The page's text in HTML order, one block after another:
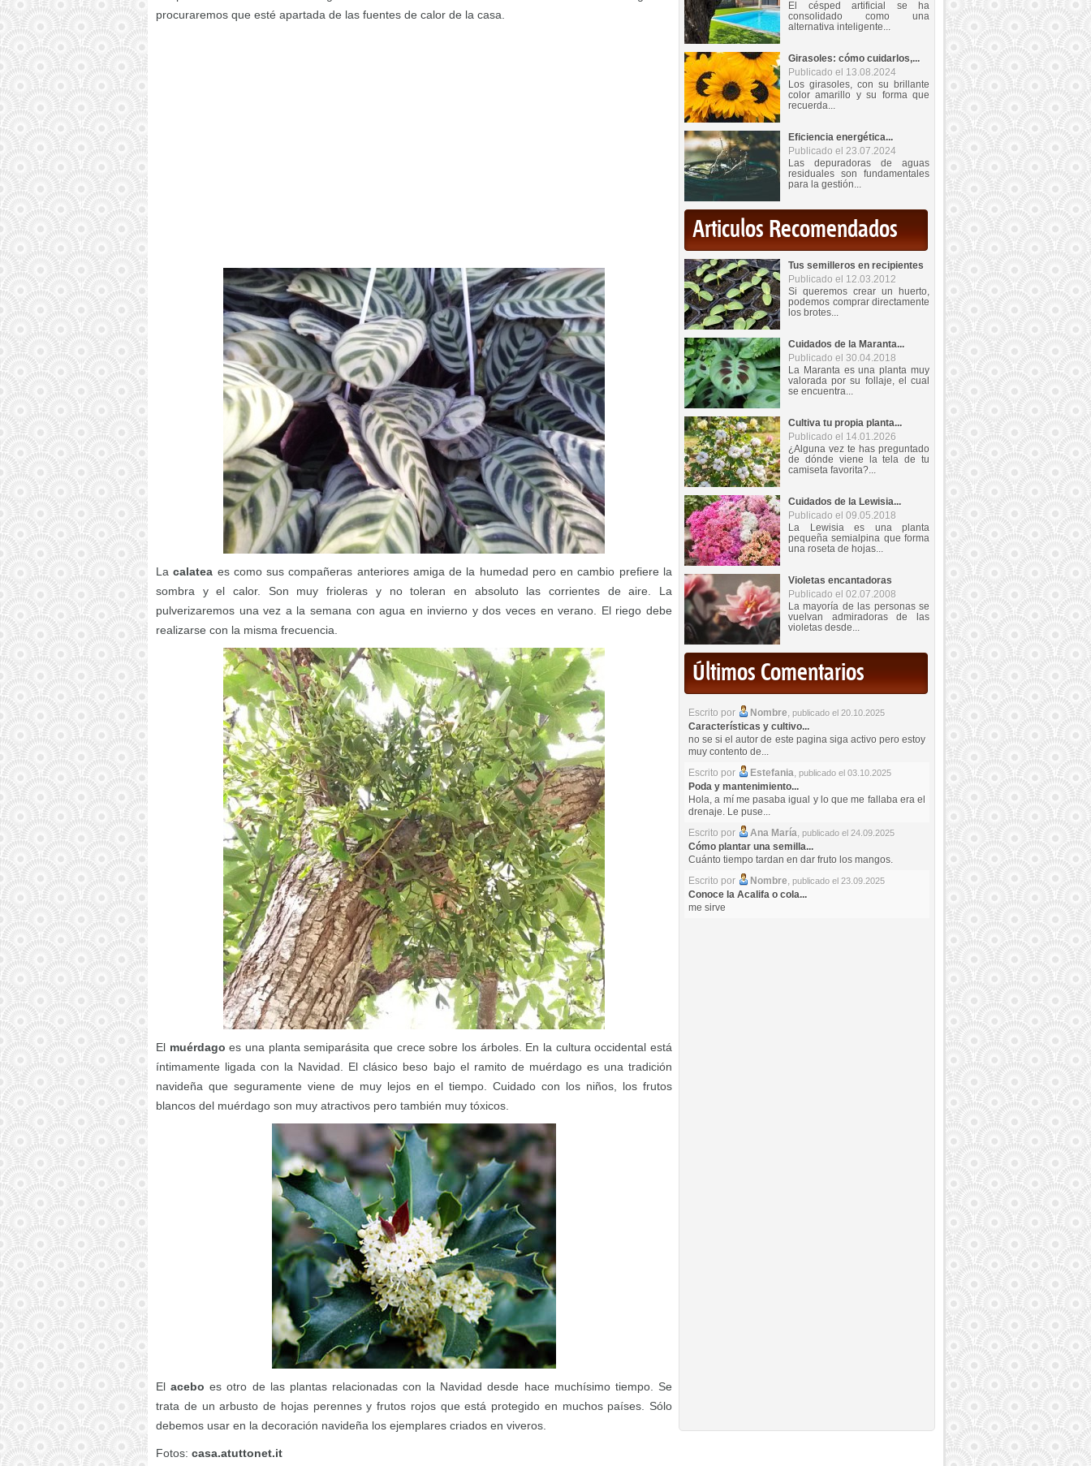
procuraremos que esté apartada de las fuentes de calor de la casa.
Lacalatea es como sus compañeras anteriores amiga de la humedad pero en cambio prefiere la
sombra y el calor. Son muy frioleras y no toleran en absoluto las corrientes de aire. La
pulverizaremos una vez a la semana con agua en invierno y dos veces en verano. El riego debe
realizarse con la misma frecuencia.
El muérdago es una planta semiparásita que crece sobre los árboles. En la cultura occidental está
íntimamente ligada con la Navidad. El clásico beso bajo el ramito de muérdago es una tradición
navideña que seguramente viene de muy lejos en el tiempo. Cuidado con los niños, los frutos
blancos del muérdago son muy atractivos pero también muy tóxicos.
Elacebo es otro de las plantas relacionadas con la Navidad desde hace muchísimo tiempo. Se
trata de un arbusto de hojas perennes y frutos rojos que está protegido en muchos países. Sólo
debemos usar en la decoración navideña los ejemplares criados en viveros.
Fotos: casa.atuttonet.it
El césped artificial se ha
consolidado como una
alternativa inteligente...
Girasoles: cómo cuidarlos,...
Publicado el 13.08.2024
Los girasoles, con su brillante
color amarillo y su forma que
recuerda...
Eficiencia energética...
Publicado el 23.07.2024
Las depuradoras de aguas
residuales son fundamentales
para la gestión...
Articulos Recomendados
Tus semilleros en recipientes
Publicado el 12.03.2012
Si queremos crear un huerto,
podemos comprar directamente
los brotes...
Cuidados de la Maranta...
Publicado el 30.04.2018
La Maranta es una planta muy
valorada por su follaje, el cual
se encuentra...
Cultiva tu propia planta...
Publicado el 14.01.2026
¿Alguna vez te has preguntado
de dónde viene la tela de tu
camiseta favorita?...
Cuidados de la Lewisia...
Publicado el 09.05.2018
La Lewisia es una planta
pequeña semialpina que forma
una roseta de hojas...
Violetas encantadoras
Publicado el 02.07.2008
La mayoría de las personas se
vuelvan admiradoras de las
violetas desde...
Últimos Comentarios
Escrito por Nombre, publicado el 20.10.2025
Características y cultivo...
no se si el autor de este pagina siga activo pero estoy
muy contento de...
Escrito por
Estefania, publicado el 03.10.2025
Poda y mantenimiento...
Hola, a mí me pasaba igual y lo que me fallaba era el
drenaje. Le puse...
Escrito por
Ana María, publicado el 24.09.2025
Cómo plantar una semilla...
Cuánto tiempo tardan en dar fruto los mangos.
Escrito por
Nombre, publicado el 23.09.2025
Conoce la Acalifa o cola...
me sirve